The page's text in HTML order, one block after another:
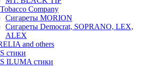
Company
Сигареты MORION
Сигареты Democrat, SOPRANO, LEX,
ALEX
and others
стики
ILUMA стики